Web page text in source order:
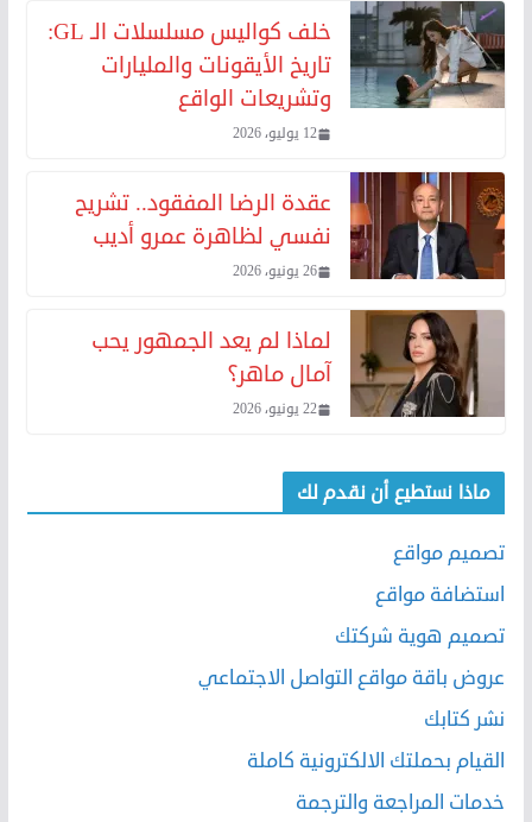
خلف كواليس مسلسلات الـ GL:
تاريخ الأيقونات والمليارات
وتشريعات الواقع
12 يوليو، 2026
عقدة الرضا المفقود.. تشريح
نفسي لظاهرة عمرو أديب
26 يونيو، 2026
لماذا لم يعد الجمهور يحب
آمال ماهر؟
22 يونيو، 2026
ماذا نستطيع أن نقدم لك
تصميم مواقع
استضافة مواقع
تصميم هوية شركتك
عروض باقة مواقع التواصل الاجتماعي
نشر كتابك
القيام بحملتك الالكترونية كاملة
خدمات المراجعة والترجمة